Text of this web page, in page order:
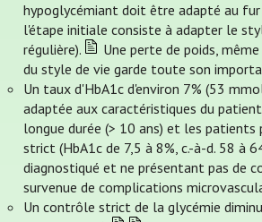
hypoglycémiant doit être adapté au
l'étape initiale consiste à adapter le
régulière).
Une perte de poids,
du style de vie garde toute son
Un taux d'HbA1c d'environ 7% (53
adaptée aux caractéristiques du
longue durée (> 10 ans) et les
strict (HbA1c de 7,5 à 8%, c.-à-d. 58 à
diagnostiqué et ne présentant pas de
survenue de complications
Un contrôle strict de la glycémie